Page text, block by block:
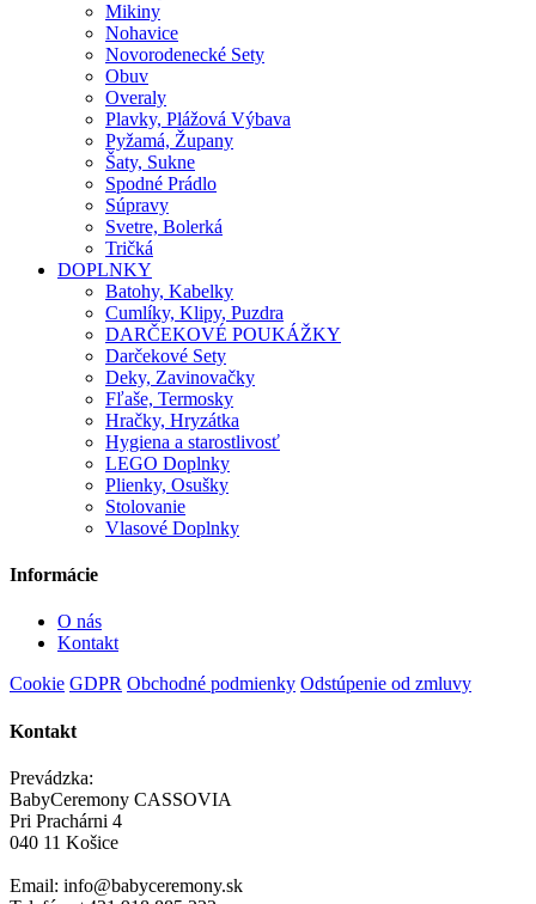
Mikiny
Nohavice
Novorodenecké Sety
Obuv
Overaly
Plavky, Plážová Výbava
Pyžamá, Župany
Šaty, Sukne
Spodné Prádlo
Súpravy
Svetre, Bolerká
Tričká
DOPLNKY
Batohy, Kabelky
Cumlíky, Klipy, Puzdra
DARČEKOVÉ POUKÁŽKY
Darčekové Sety
Deky, Zavinovačky
Fľaše, Termosky
Hračky, Hryzátka
Hygiena a starostlivosť
LEGO Doplnky
Plienky, Osušky
Stolovanie
Vlasové Doplnky
Informácie
O nás
Kontakt
Cookie GDPR Obchodné podmienky Odstúpenie od zmluvy
Kontakt
Prevádzka:
BabyCeremony CASSOVIA
Pri Prachárni 4
040 11 Košice
Email: info@babyceremony.sk